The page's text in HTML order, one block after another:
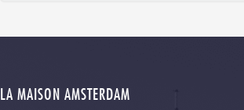
LA MAISON AMSTERDAM